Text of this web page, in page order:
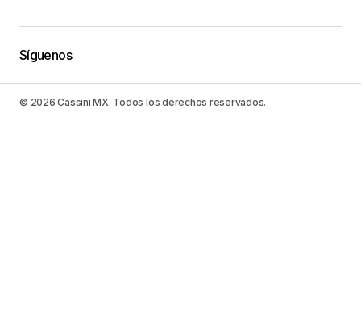
Síguenos
© 2026 Cassini MX. Todos los derechos reservados.